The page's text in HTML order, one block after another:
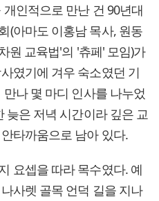
인적으로 만난 건 90년대
(아마도 이홍남 목사, 원동
원 교육법'의 '츄페' 모임)가
였기에 겨우 숙소였던 기
나 몇 마디 인사를 나누었
늦은 저녁 시간이라 깊은 교
타까움으로 남아 있다.
요셉을 따라 목수였다. 예
사렛 골목 언덕 길을 지나